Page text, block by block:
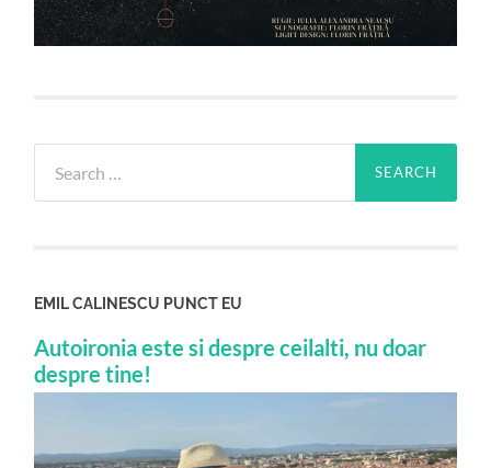
for:
EMIL CALINESCU PUNCT EU
Autoironia este si despre ceilalti, nu doar
despre tine!